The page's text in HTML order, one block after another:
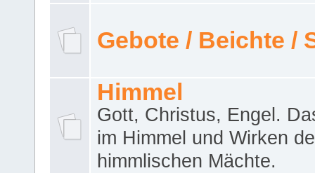
Gebote / Beichte /
Himmel
Gott, Christus, Engel.
im Himmel und Wirken
himmlischen Mächte.